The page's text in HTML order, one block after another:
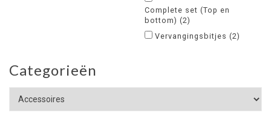
Complete set (Top en
bottom) (2)
Vervangingsbitjes (2)
Categorieën